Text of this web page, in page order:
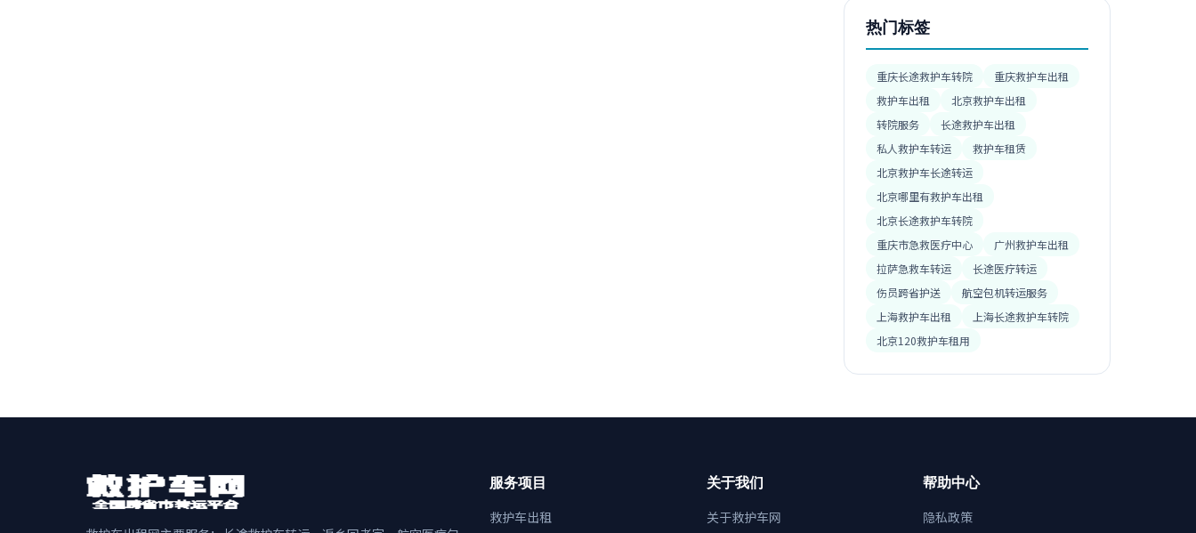
热门标签
重庆长途救护车转院
重庆救护车出租
救护车出租
北京救护车出租
转院服务
长途救护车出租
私人救护车转运
救护车租赁
北京救护车长途转运
北京哪里有救护车出租
北京长途救护车转院
重庆市急救医疗中心
广州救护车出租
拉萨急救车转运
长途医疗转运
伤员跨省护送
航空包机转运服务
上海救护车出租
上海长途救护车转院
北京120救护车租用
服务项目
救护车出租
关于我们
关于救护车网
帮助中心
隐私政策